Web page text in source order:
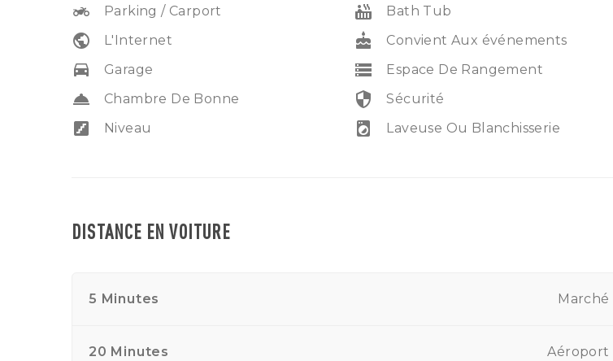
two_wheeler Parking / Carport hot_tub Bath Tub
public L'Internet cake Convient Aux événements
drive_eta Garage storage Espace De Rangement
room_service Chambre De Bonne security Sécurité
stairs Niveau local_laundry_service Laveuse Ou Blanchisserie
DISTANCE EN VOITURE
5 Minutes Marché
20 Minutes Aéroport